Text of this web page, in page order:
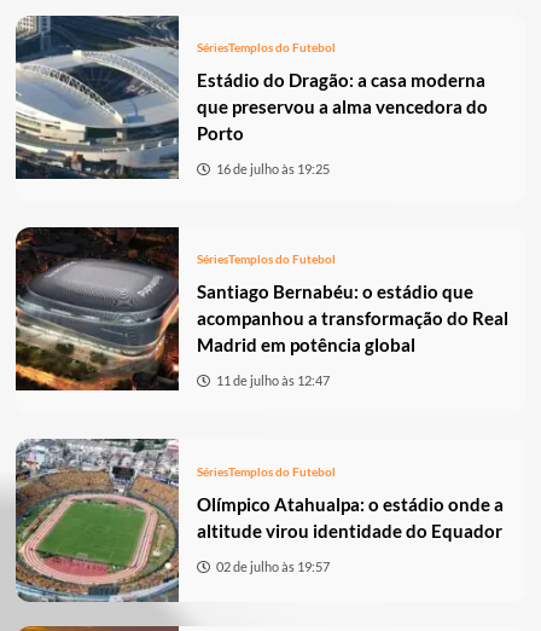
SériesTemplos do Futebol
Estádio do Dragão: a casa moderna
que preservou a alma vencedora do
Porto
16 de julho às 19:25
SériesTemplos do Futebol
Santiago Bernabéu: o estádio que
acompanhou a transformação do Real
Madrid em potência global
11 de julho às 12:47
SériesTemplos do Futebol
Olímpico Atahualpa: o estádio onde a
altitude virou identidade do Equador
02 de julho às 19:57